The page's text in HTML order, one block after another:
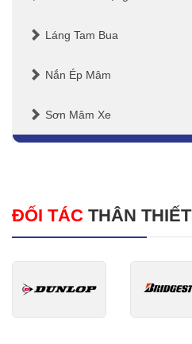
Láng Tam Bua
Nắn Ép Mâm
Sơn Mâm Xe
ĐỐI TÁC THÂN THIẾT